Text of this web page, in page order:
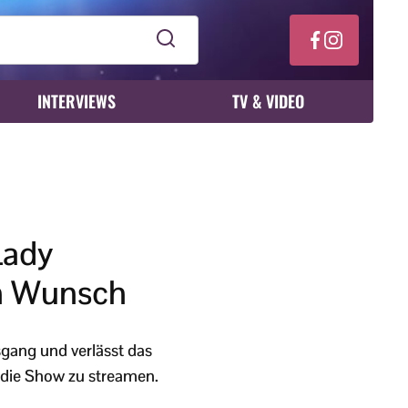
INTERVIEWS TV & VIDEO
Wunsch
und verlässt das
Show zu streamen.